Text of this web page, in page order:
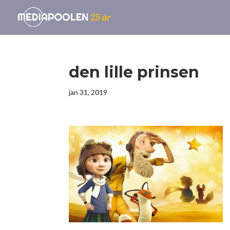
den lille prinsen
jan 31, 2019